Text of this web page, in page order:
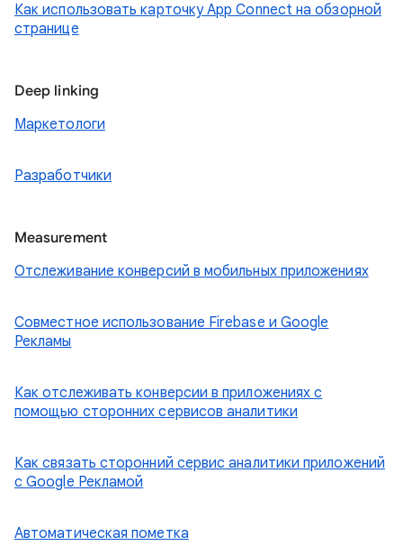
Как использовать карточку App Connect на обзорной
странице
Deep linking
Маркетологи
Разработчики
Measurement
Отслеживание конверсий в мобильных приложениях
Совместное использование Firebase и Google
Рекламы
Как отслеживать конверсии в приложениях с
помощью сторонних сервисов аналитики
Как связать сторонний сервис аналитики приложений
с Google Рекламой
Автоматическая пометка